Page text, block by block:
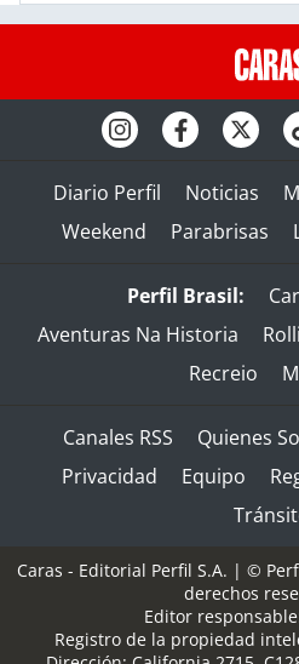
Diario Perfil Noticias
Weekend
Parabrisas
Perfil Brasil:
Aventuras Na Historia
Recreio
Canales RSS Quienes
Privacidad
Equipo
Caras - Editorial Perfil S.A. | ©
derechos
Editor
Registro de la propiedad